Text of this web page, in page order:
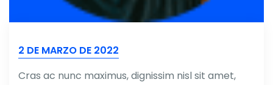
2 DE MARZO DE 2022
Cras ac nunc maximus, dignissim nisl sit amet,